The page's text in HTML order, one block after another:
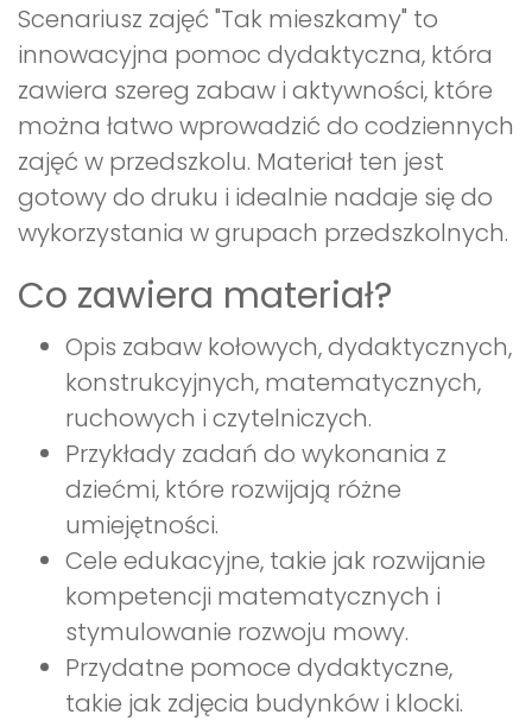
Scenariusz zajęć "Tak mieszkamy" to
innowacyjna pomoc dydaktyczna, która
zawiera szereg zabaw i aktywności, które
można łatwo wprowadzić do codziennych
zajęć w przedszkolu. Materiał ten jest
gotowy do druku i idealnie nadaje się do
wykorzystania w grupach przedszkolnych.
Co zawiera materiał?
Opis zabaw kołowych, dydaktycznych,
konstrukcyjnych, matematycznych,
ruchowych i czytelniczych.
Przykłady zadań do wykonania z
dziećmi, które rozwijają różne
umiejętności.
Cele edukacyjne, takie jak rozwijanie
kompetencji matematycznych i
stymulowanie rozwoju mowy.
Przydatne pomoce dydaktyczne,
takie jak zdjęcia budynków i klocki.